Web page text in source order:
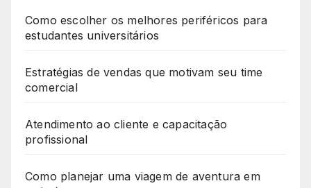
Como escolher os melhores periféricos para
estudantes universitários
Estratégias de vendas que motivam seu time
comercial
Atendimento ao cliente e capacitação
profissional
Como planejar uma viagem de aventura em